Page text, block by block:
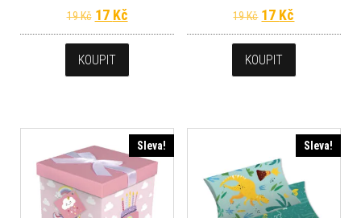
19Kč Původní cena byla: 19 Kč.
17 KčAktuální cena je: 17 Kč.
KOUPIT
19Kč Původní cena
17 Kč
KOUPIT
Sleva! Sleva!